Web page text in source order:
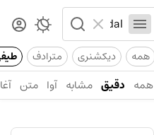
همه دیکشنری مترادف
همه دقیق مشابه آوا متن